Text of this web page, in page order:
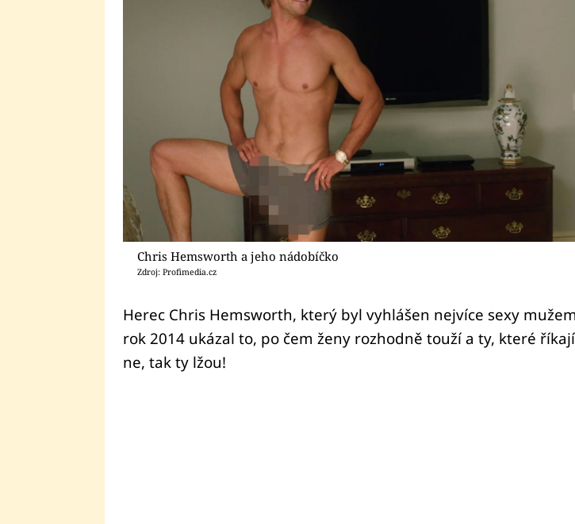
Chris Hemsworth a jeho nádobíčko
Zdroj: Profimedia.cz
Herec Chris Hemsworth, který byl vyhlášen nejvíce sexy
rok 2014 ukázal to, po čem ženy rozhodně touží a ty, které
ne, tak ty lžou!